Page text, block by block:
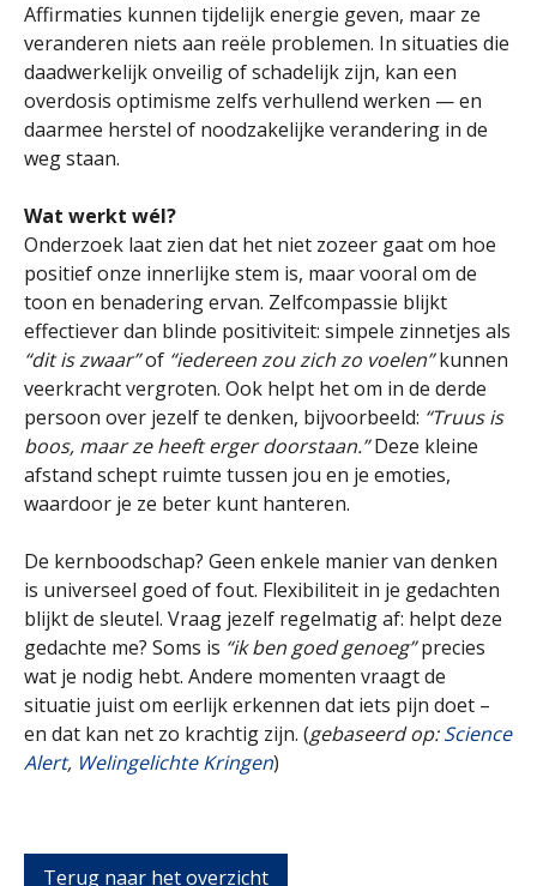
Affirmaties kunnen tijdelijk energie geven, maar ze
veranderen niets aan reële problemen. In situaties die
daadwerkelijk onveilig of schadelijk zijn, kan een
overdosis optimisme zelfs verhullend werken — en
daarmee herstel of noodzakelijke verandering in de
weg staan.
Wat werkt wél?
Onderzoek laat zien dat het niet zozeer gaat om hoe
positief onze innerlijke stem is, maar vooral om de
toon en benadering ervan. Zelfcompassie blijkt
effectiever dan blinde positiviteit: simpele zinnetjes als
“dit is zwaar”of “iedereen zou zich zo voelen”kunnen
veerkracht vergroten. Ook helpt het om in de derde
persoon over jezelf te denken, bijvoorbeeld: “Truus is
boos, maar ze heeft erger doorstaan.”Deze kleine
afstand schept ruimte tussen jou en je emoties,
waardoor je ze beter kunt hanteren.
De kernboodschap? Geen enkele manier van denken
is universeel goed of fout. Flexibiliteit in je gedachten
blijkt de sleutel. Vraag jezelf regelmatig af: helpt deze
gedachte me? Soms is “ik ben goed genoeg”precies
wat je nodig hebt. Andere momenten vraagt de
situatie juist om eerlijk erkennen dat iets pijn doet –
en dat kan net zo krachtig zijn. (gebaseerd op:Science
Alert, Welingelichte Kringen)
Terug naar het overzicht